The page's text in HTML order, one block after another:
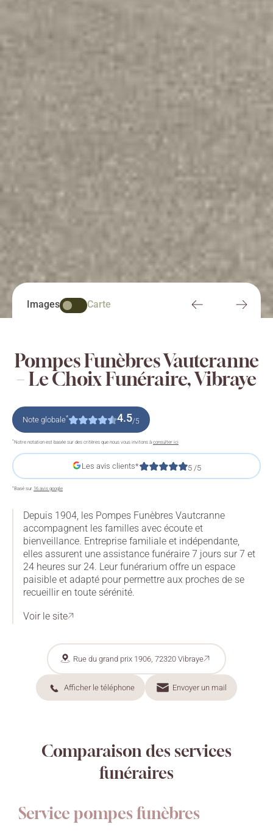
Images Carte
Pompes Funèbres Vautcranne
– Le Choix Funéraire, Vibraye
Note globale* 4.5/5
*Notre notation est basée sur des critères que nous vous invitons à consulter ici
Les avis clients* 5 /5
*Basé sur 16 avis google
Depuis 1904, les Pompes Funèbres Vautcranne
accompagnent les familles avec écoute et
bienveillance. Entreprise familiale et indépendante,
elles assurent une assistance funéraire 7 jours sur 7 et
24 heures sur 24. Leur funérarium offre un espace
paisible et adapté pour permettre aux proches de se
recueillir en toute sérénité.
Voir le site
Rue du grand prix 1906, 72320 Vibraye
Afficher le téléphone
Envoyer un mail
Comparaison des services
funéraires
Service pompes funèbres